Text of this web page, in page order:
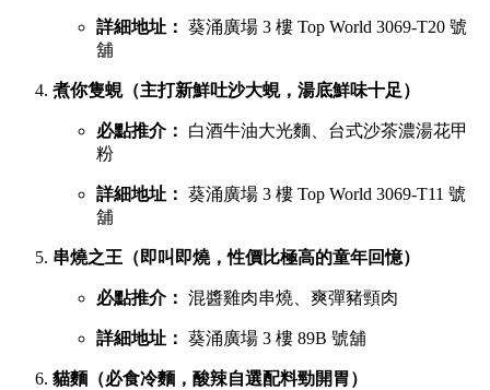
詳細地址： 葵涌廣場 3 樓 Top World 3069-T20 號
舖
煮你隻蜆（主打新鮮吐沙大蜆，湯底鮮味十足）
必點推介：
白酒牛油大光麵、台式沙茶濃湯花甲
粉
詳細地址： 葵涌廣場 3 樓 Top World 3069-T11 號
舖
串燒之王（即叫即燒，性價比極高的童年回憶）
必點推介： 混醬雞肉串燒、爽彈豬頸肉
詳細地址： 葵涌廣場 3 樓 89B 號舖
貓麵（必食冷麵，酸辣自選配料勁開胃）